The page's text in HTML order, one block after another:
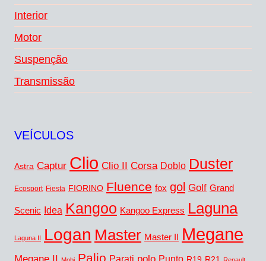
Interior
Motor
Suspenção
Transmissão
VEÍCULOS
Astra Captur Clio Clio II Corsa Doblo Duster
Ecosport Fiesta FIORINO Fluence fox gol Golf Grand
Scenic Idea Kangoo Kangoo Express Laguna
Laguna II Logan Master Master II Megane
Megane II Palio Parati Punto